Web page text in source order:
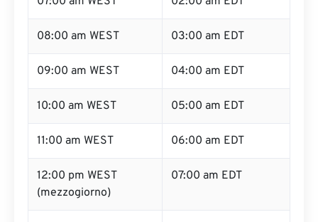
08:00 am WEST 03:00 am EDT
09:00 am WEST 04:00 am EDT
10:00 am WEST 05:00 am EDT
11:00 am WEST 06:00 am EDT
12:00 pm WEST
(mezzogiorno)
07:00 am EDT